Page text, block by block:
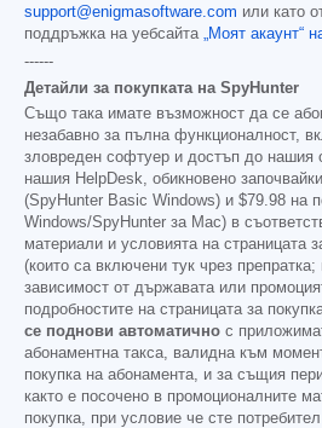
support@enigmasoftware.com или като
поддръжка на уебсайта „Моят акаунт“
------
Детайли за покупката на SpyHunter
Също така имате възможност да се
незабавно за пълна функционалност,
зловреден софтуер и достъп до нашия
нашия HelpDesk, обикновено
(SpyHunter Basic Windows) и $79.98 на
Windows/SpyHunter за Mac) в
материали и условията на страницата
(които са включени тук чрез
зависимост от държавата или
подробностите на страницата за
се поднови автоматично с
абонаментна такса, валидна към
покупка на абонамента, и за същия
както е посочено в промоционалните
покупка, при условие че сте